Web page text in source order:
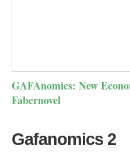
GAFAnomics: New
Fabernovel
Gafanomics 2